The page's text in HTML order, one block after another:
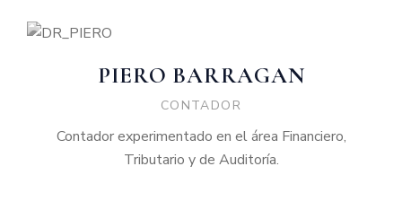
PIERO BARRAGAN
CONTADOR
Contador experimentado en el área Financiero,
Tributario y de Auditoría.